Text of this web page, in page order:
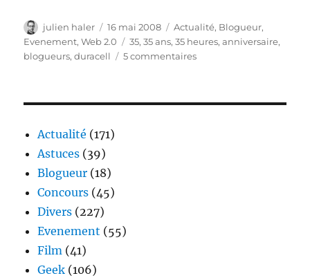
Auteur
julien haler
Publié
le
16 mai 2008 Catégories
Actualité, Blogueur,
Evenement,Web 2.0 Étiquettes
35,35 ans,35 heures,anniversaire,
blogueurs,duracell 5 commentairessur
Actualité (171)
Astuces (39)
Blogueur (18)
Concours (45)
Divers (227)
Evenement (55)
Film (41)
Geek (106)